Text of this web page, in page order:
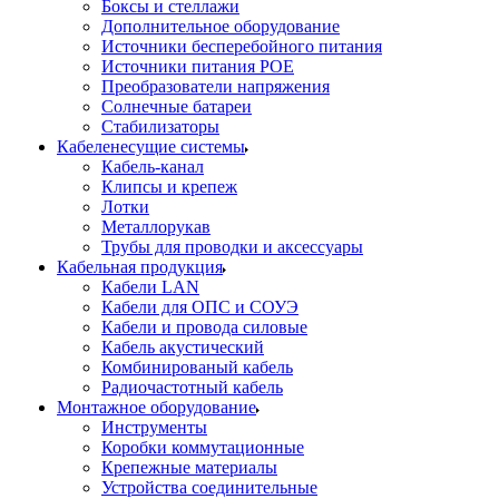
Боксы и стеллажи
Дополнительное оборудование
Источники бесперебойного питания
Источники питания POE
Преобразователи напряжения
Солнечные батареи
Стабилизаторы
Кабеленесущие системы
Кабель-канал
Клипсы и крепеж
Лотки
Металлорукав
Трубы для проводки и аксессуары
Кабельная продукция
Кабели LAN
Кабели для ОПС и СОУЭ
Кабели и провода силовые
Кабель акустический
Комбинированый кабель
Радиочастотный кабель
Монтажное оборудование
Инструменты
Коробки коммутационные
Крепежные материалы
Устройства соединительные